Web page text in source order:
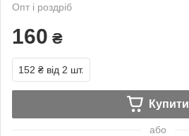
Опт і роздріб
160 ₴
152 ₴ від 2 шт.
Купити
або